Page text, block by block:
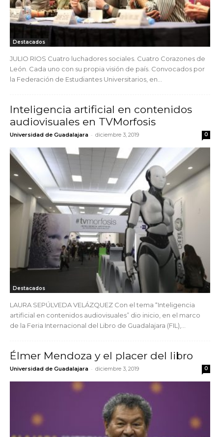
Destacados
JULIO RIOS Cuatro luchadores sociales. Cuatro Corazones de
León. Cada uno con su propia visión de país. Convocados por
la Federación de Estudiantes Universitarios, en...
Inteligencia artificial en contenidos
audiovisuales en TVMorfosis
Universidad de Guadalajara - diciembre 3, 2019 0
Destacados
LAURA SEPÚLVEDA VELÁZQUEZ Con el tema “Inteligencia
artificial en contenidos audiovisuales” dio inicio, en el marco
de la Feria Internacional del Libro de Guadalajara (FIL),...
Élmer Mendoza y el placer del libro
Universidad de Guadalajara - diciembre 3, 2019 0